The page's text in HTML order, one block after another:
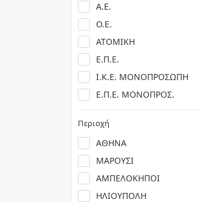
Α.Ε.
Ο.Ε.
ΑΤΟΜΙΚΗ
Ε.Π.Ε.
Ι.Κ.Ε. ΜΟΝΟΠΡΟΣΩΠΗ
Ε.Π.Ε. ΜΟΝΟΠΡΟΣ.
Περιοχή
ΑΘΗΝΑ
ΜΑΡΟΥΣΙ
ΑΜΠΕΛΟΚΗΠΟΙ
ΗΛΙΟΥΠΟΛΗ